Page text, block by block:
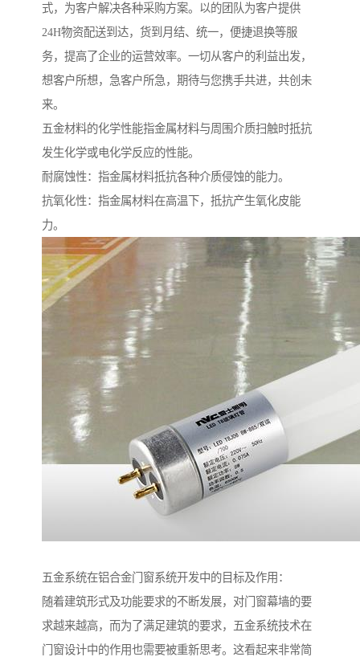
式，为客户解决各种采购方案。以的团队为客户提供
24H物资配送到达，货到月结、统一，便捷退换等服
务，提高了企业的运营效率。一切从客户的利益出发，
想客户所想，急客户所急，期待与您携手共进，共创未
来。
五金材料的化学性能指金属材料与周围介质扫触时抵抗
发生化学或电化学反应的性能。
耐腐蚀性：指金属材料抵抗各种介质侵蚀的能力。
抗氧化性：指金属材料在高温下，抵抗产生氧化皮能
力。
五金系统在铝合金门窗系统开发中的目标及作用：
随着建筑形式及功能要求的不断发展，对门窗幕墙的要
求越来越高，而为了满足建筑的要求，五金系统技术在
门窗设计中的作用也需要被重新思考。这看起来非常简